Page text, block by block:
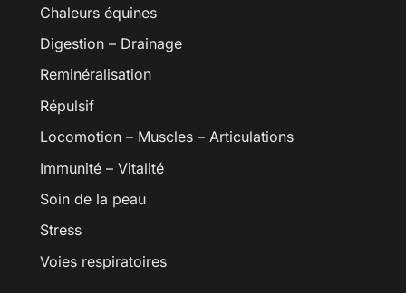
Chaleurs équines
Digestion – Drainage
Reminéralisation
Répulsif
Locomotion – Muscles – Articulations
Immunité – Vitalité
Soin de la peau
Stress
Voies respiratoires